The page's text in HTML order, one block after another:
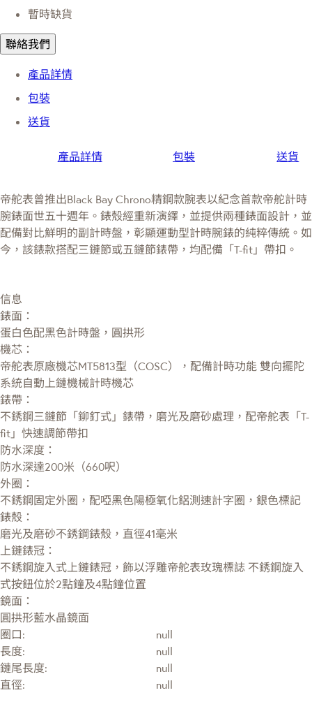
暫時缺貨
聯絡我們
產品詳情
包裝
送貨
產品詳情 包裝 送貨
帝舵表曾推出Black Bay Chrono精鋼款腕表以紀念首款帝舵計時
腕錶面世五十週年。錶殼經重新演繹，並提供兩種錶面設計，並
配備對比鮮明的副計時盤，彰顯運動型計時腕錶的純粹傳統。如
今，該錶款搭配三鏈節或五鏈節錶帶，均配備「T-fit」帶扣。
信息
錶面：
蛋白色配黑色計時盤，圓拱形
機芯：
帝舵表原廠機芯MT5813型（COSC），配備計時功能 雙向擺陀
系統自動上鏈機械計時機芯
錶帶：
不銹鋼三鏈節「鉚釘式」錶帶，磨光及磨砂處理，配帝舵表「T-
fit」快速調節帶扣
防水深度：
防水深達200米（660呎）
外圈：
不銹鋼固定外圈，配啞黑色陽極氧化鋁測速計字圈，銀色標記
錶殼：
磨光及磨砂不銹鋼錶殼，直徑41毫米
上鏈錶冠：
不銹鋼旋入式上鏈錶冠，飾以浮雕帝舵表玫瑰標誌 不銹鋼旋入
式按鈕位於2點鐘及4點鐘位置
鏡面：
圓拱形藍水晶鏡面
圈口:
null
長度:
null
鏈尾長度:
null
直徑:
null